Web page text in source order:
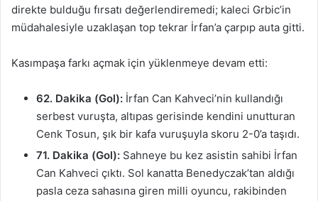
direkte bulduğu fırsatı değerlendiremedi; kaleci Grbic’in
müdahalesiyle uzaklaşan top tekrar İrfan’a çarpıp auta gitti.
Kasımpaşa farkı açmak için yüklenmeye devam etti:
62. Dakika (Gol): İrfan Can Kahveci’nin kullandığı
serbest vuruşta, altıpas gerisinde kendini unutturan
Cenk Tosun, şık bir kafa vuruşuyla skoru 2-0’a taşıdı.
71. Dakika (Gol): Sahneye bu kez asistin sahibi İrfan
Can Kahveci çıktı. Sol kanatta Benedyczak’tan aldığı
pasla ceza sahasına giren milli oyuncu, rakibinden